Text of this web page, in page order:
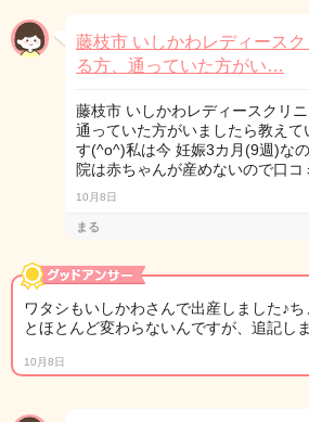
藤枝市 いしかわレディース
る方、通っていた方がい…
藤枝市 いしかわレディースクリニ
通っていた方がいましたら教え
す(^o^)私は今 妊娠3カ月(9週)な
院は赤ちゃんが産めないので口コ
10月8日
まる
ワタシもいしかわさんで出産しました♪ち
とほとんど変わらないんですが、追記し
10月8日